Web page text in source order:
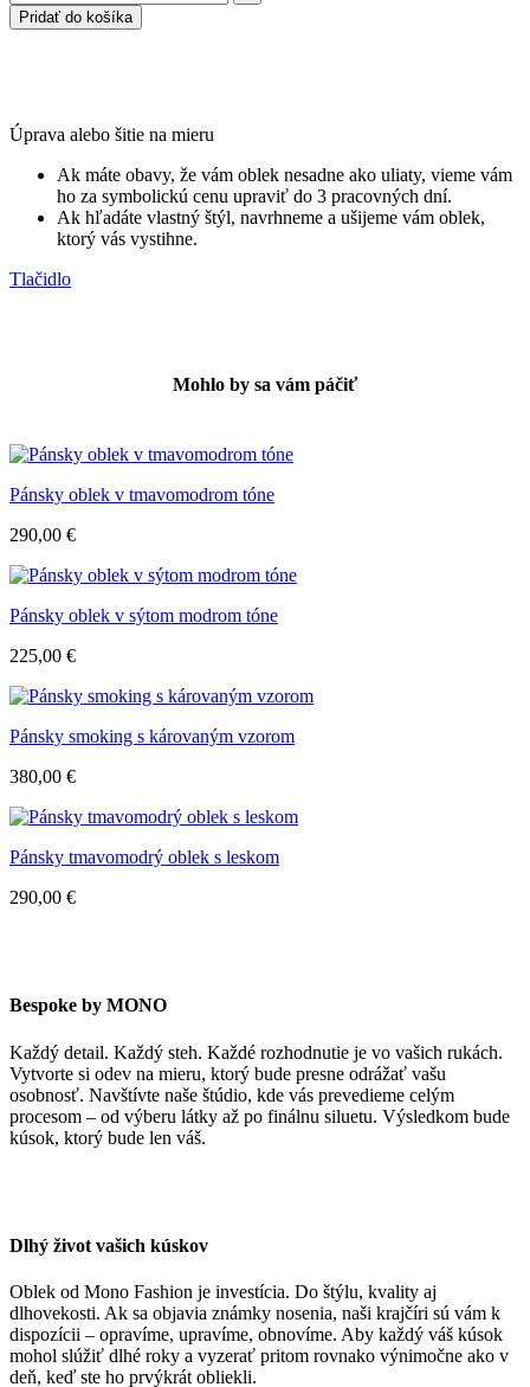
Pridať do košíka
Úprava alebo šitie na mieru
Ak máte obavy, že vám oblek nesadne ako uliaty, vieme vám
ho za symbolickú cenu upraviť do 3 pracovných dní.
Ak hľadáte vlastný štýl, navrhneme a ušijeme vám oblek,
ktorý vás vystihne.
Tlačidlo
Mohlo by sa vám páčiť
Pánsky oblek v tmavomodrom tóne
290,00 €
Pánsky oblek v sýtom modrom tóne
225,00 €
Pánsky smoking s károvaným vzorom
380,00 €
Pánsky tmavomodrý oblek s leskom
290,00 €
Bespoke by MONO
Každý detail. Každý steh. Každé rozhodnutie je vo vašich rukách.
Vytvorte si odev na mieru, ktorý bude presne odrážať vašu
osobnosť. Navštívte naše štúdio, kde vás prevedieme celým
procesom – od výberu látky až po finálnu siluetu. Výsledkom bude
kúsok, ktorý bude len váš.
Dlhý život vašich kúskov
Oblek od Mono Fashion je investícia. Do štýlu, kvality aj
dlhovekosti. Ak sa objavia známky nosenia, naši krajčíri sú vám k
dispozícii – opravíme, upravíme, obnovíme. Aby každý váš kúsok
mohol slúžiť dlhé roky a vyzerať pritom rovnako výnimočne ako v
deň, keď ste ho prvýkrát obliekli.